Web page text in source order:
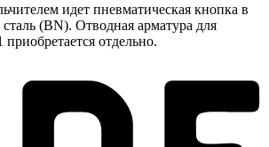
идет пневматическая кнопка в
(BN). Отводная арматура для
отдельно.